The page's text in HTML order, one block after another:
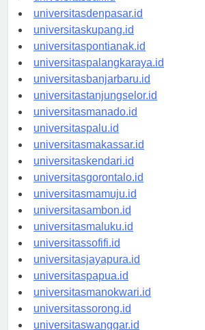
universitasbali.id
universitasdenpasar.id
universitaskupang.id
universitaspontianak.id
universitaspalangkaraya.id
universitasbanjarbaru.id
universitastanjungselor.id
universitasmanado.id
universitaspalu.id
universitasmakassar.id
universitaskendari.id
universitasgorontalo.id
universitasmamuju.id
universitasambon.id
universitasmaluku.id
universitassofifi.id
universitasjayapura.id
universitaspapua.id
universitasmanokwari.id
universitassorong.id